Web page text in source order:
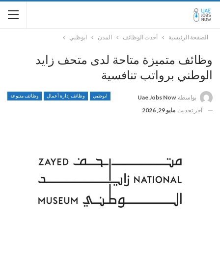
الصفحة الرئيسية أحدث الوظائف المدن ابوظبي
وظائف متميزة متاحة لدى متحف زايد
الوطني برواتب تنافسية
ابوظبي وظائف إدارة أعمال وظائف متنوعة بواسطة Uae Jobs Now
آخر تحديث مايو 29, 2026